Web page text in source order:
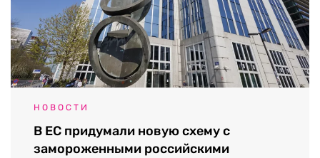
НОВОСТИ
В ЕС придумали новую схему с
замороженными российскими